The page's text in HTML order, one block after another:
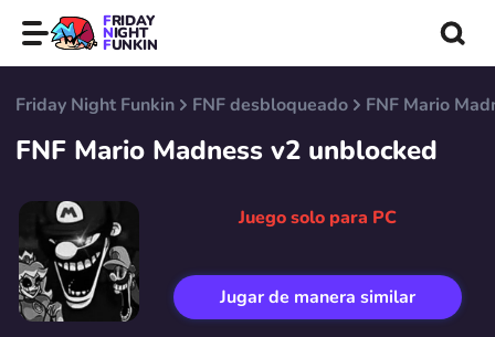
FRIDAY
NIGHT
FUNKIN
Friday Night Funkin FNF desbloqueado FNF Mario
FNF Mario Madness v2 unblocked
Juego solo para PC
Jugar de manera similar